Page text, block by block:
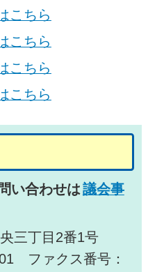
こちら
こちら
こちら
こちら
い合わせは議会事
三丁目2番1号
ファクス番号：